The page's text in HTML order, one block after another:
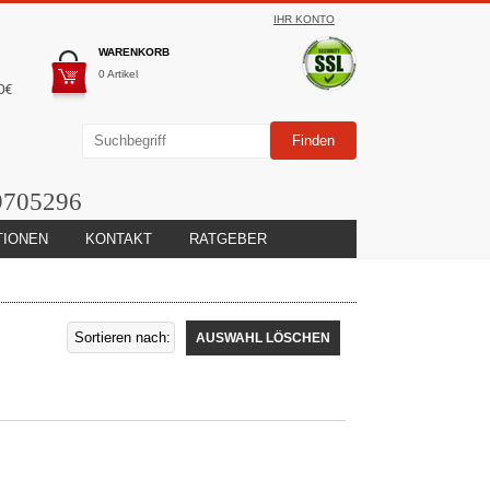
IHR KONTO
WARENKORB
0 Artikel
KONTAKT RATGEBER
AUSWAHL LÖSCHEN